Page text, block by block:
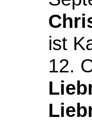
ist
12.